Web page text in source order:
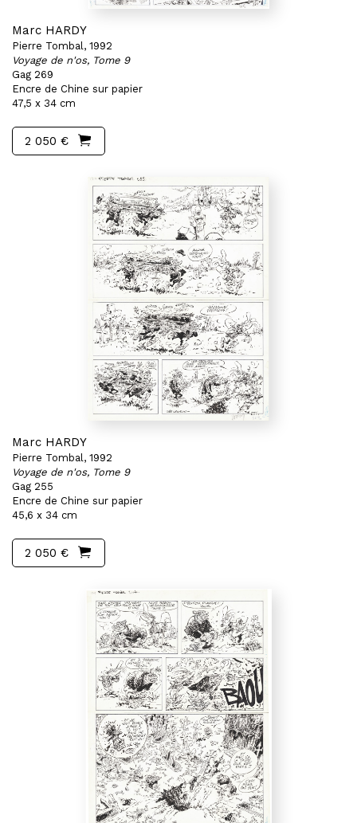
Marc HARDY
Pierre Tombal, 1992
Voyage de n'os, Tome 9
Gag 269
Encre de Chine sur papier
47,5 x 34 cm
2 050 €
Marc HARDY
Pierre Tombal, 1992
Voyage de n'os, Tome 9
Gag 255
Encre de Chine sur papier
45,6 x 34 cm
2 050 €